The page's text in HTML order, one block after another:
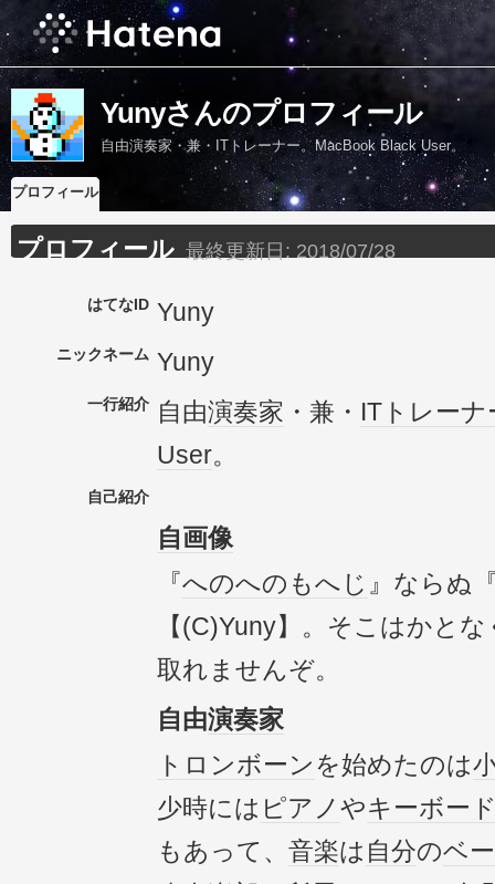
Yunyさんのプロフィール
自由演奏家・兼・ITトレーナー。MacBook Black User。
プロフィール
プロフィール 最終更新日: 2018/07/28
はてなID Yuny
ニックネーム Yuny
一行紹介 自由演奏家 ・兼・ IT トレーナ
User。
自己紹介
自画像
『へのへのもへじ 』ならぬ
【(C)Yuny】。そこはかと
取れませんぞ。
自由演奏家
トロンボーンを始めたのは
少時には ピアノやキーボー
もあって、 音楽は 自分のベ